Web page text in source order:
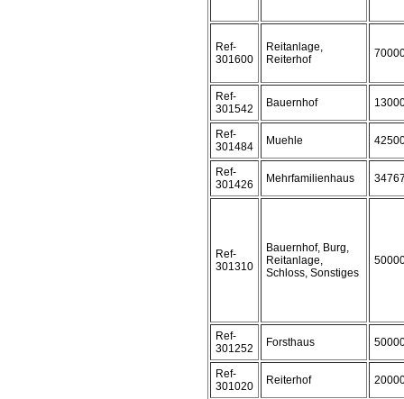
Ref-
301600
Reitanlage,
Reiterhof
Ref-
301542
Bauernhof
Ref-
301484
Muehle
Ref-
301426
Mehrfamilienhaus
Ref-
301310
Bauernhof, Burg,
Reitanlage,
Schloss, Sonstiges
Ref-
301252
Forsthaus
Ref-
301020
Reiterhof